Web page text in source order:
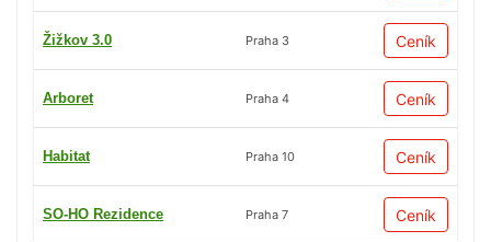
Žižkov 3.0 Praha 3 Ceník
Arboret Praha 4 Ceník
Habitat Praha 10 Ceník
SO-HO Rezidence Praha 7 Ceník